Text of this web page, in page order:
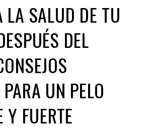
LA SALUD DE TU
DEL
UN PELO
Y FUERTE